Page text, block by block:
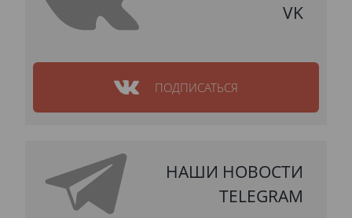
VK
ПОДПИСАТЬСЯ
НАШИ НОВОСТИ
TELEGRAM